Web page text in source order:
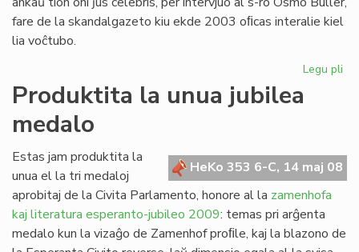
fare de la skandalgazeto kiu ekde 2003 oﬁcas interalie kiel
lia voĉtubo.
Legu pli
Produktita la unua jubilea
medalo
HeKo 353 6-C, 14 maj 08
Estas jam produktita la
unua el la tri medaloj
aprobitaj de la Civita Parlamento, honore al la zamenhofa
kaj literatura esperanto-jubileo 2009: temas pri arĝenta
medalo kun la vizaĝo de Zamenhof proﬁle, kaj la blazono de